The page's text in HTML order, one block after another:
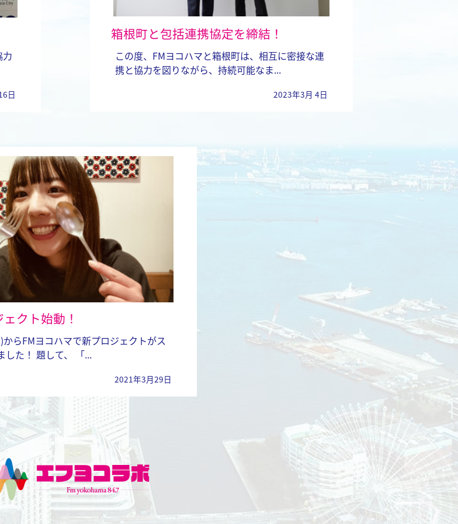
日
箱根町と包括連携協定を締結！
この度、FMヨコハマと箱根町は、相互に密接な連
携と協力を図りながら、持続可能なま...
2023年3月 4日
クト始動！
からFMヨコハマで新プロジェクトがス
した！ 題して、 「...
2021年3月29日